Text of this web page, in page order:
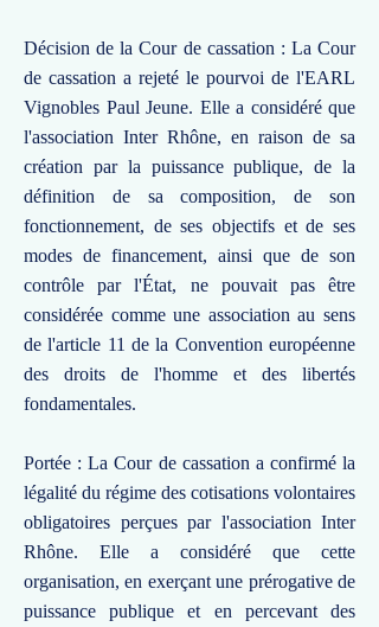
Décision de la Cour de cassation : La Cour
de cassation a rejeté le pourvoi de l'EARL
Vignobles Paul Jeune. Elle a considéré que
l'association Inter Rhône, en raison de sa
création par la puissance publique, de la
définition de sa composition, de son
fonctionnement, de ses objectifs et de ses
modes de financement, ainsi que de son
contrôle par l'État, ne pouvait pas être
considérée comme une association au sens
de l'article 11 de la Convention européenne
des droits de l'homme et des libertés
fondamentales.
Portée : La Cour de cassation a confirmé la
légalité du régime des cotisations volontaires
obligatoires perçues par l'association Inter
Rhône. Elle a considéré que cette
organisation, en exerçant une prérogative de
puissance publique et en percevant des